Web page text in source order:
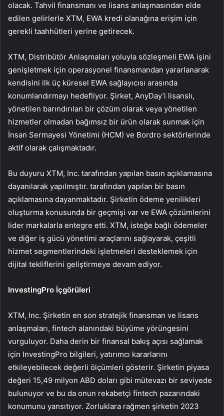
olacak. Tahvil finansmanı ve lisans anlaşmasından elde
edilen gelirlerle XTM, EWA kredi olanağına erişim için
gerekli taahhütleri yerine getirecek.
XTM, Distribütör Anlaşmaları yoluyla sözleşmeli EWA işini
genişletmek için operasyonel finansmandan yararlanarak
kendisini ilk üç küresel EWA sağlayıcısı arasında
konumlandırmayı hedefliyor. Şirket, AnyDay’i lisanslı,
yönetilen barındırılan bir çözüm olarak veya yönetilen
hizmetler olmadan bağımsız bir ürün olarak sunmak için
İnsan Sermayesi Yönetimi (HCM) ve Bordro sektörlerinde
aktif olarak çalışmaktadır.
Bu duyuru XTM, Inc. tarafından yapılan basın açıklamasına
dayanılarak yapılmıştır. tarafından yapılan bir basın
açıklamasına dayanmaktadır. Şirketin ödeme yenilikleri
oluşturma konusunda bir geçmişi var ve EWA çözümlerini
lider markalarla entegre etti. XTM, isteğe bağlı ödemeler
ve diğer iş gücü yönetimi araçlarını sağlayarak, çeşitli
hizmet segmentlerindeki işletmeleri desteklemek için
dijital tekliflerini geliştirmeye devam ediyor.
InvestingPro İçgörüleri
XTM, Inc. Şirketin en son stratejik finansman ve lisans
anlaşmaları, fintech alanındaki büyüme yörüngesini
vurguluyor. Daha derin bir finansal bakış açısı sağlamak
için InvestingPro bilgileri, yatırımcı kararlarını
etkileyebilecek değerli ölçümleri gösterir. Şirketin piyasa
değeri 15,49 milyon ABD doları gibi mütevazı bir seviyede
bulunuyor ve bu da onun rekabetçi fintech pazarındaki
konumunu yansıtıyor. Zorluklara rağmen şirketin 2023